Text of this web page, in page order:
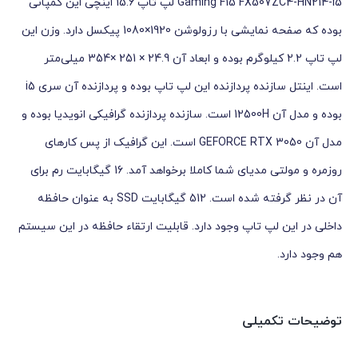
بوده که صفحه نمایشی با رزولوشن 1920×1080 پیکسل دارد. وزن این
لپ تاپ 2.2 کیلوگرم بوده و ابعاد آن 24.9 × 251 ×354 میلی‌متر
است. اینتل سازنده پردازنده این لپ تاپ بوده و پردازنده آن سری i5
بوده و مدل آن 12500H است. سازنده پردازنده گرافیکی انویدیا بوده و
مدل آن GEFORCE RTX 3050 است. این گرافیک از پس کارهای
روزمره و مولتی مدیای شما کاملا برخواهد آمد. 16 گیگابایت رم برای
آن در نظر گرفته شده است. 512 گیگابایت SSD به عنوان حافظه
داخلی در این لپ تاپ وجود دارد. قابلیت ارتقاء حافظه در این سیستم
هم وجود دارد.
توضیحات تکمیلی